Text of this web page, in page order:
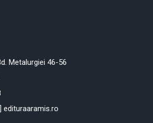
Metalurgiei 46-56
edituraaramis.ro